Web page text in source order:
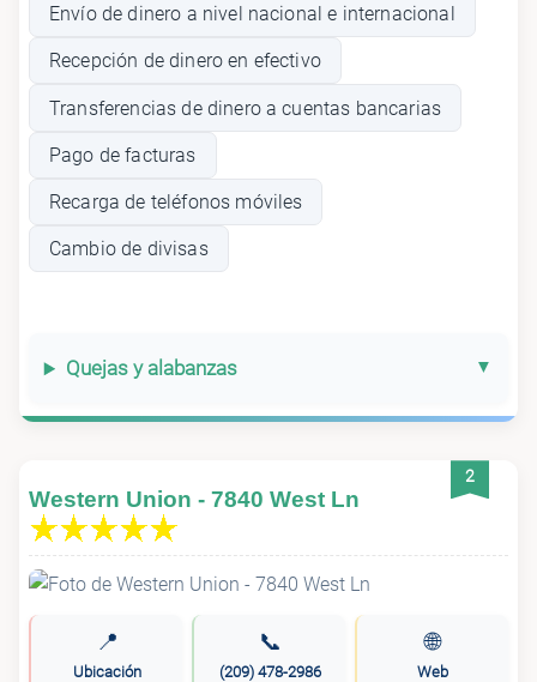
Envío de dinero a nivel nacional e internacional
Recepción de dinero en efectivo
Transferencias de dinero a cuentas bancarias
Pago de facturas
Recarga de teléfonos móviles
Cambio de divisas
Quejas y alabanzas
2
Western Union - 7840 West Ln
📍
Ubicación
📞
(209) 478-2986
🌐
Web